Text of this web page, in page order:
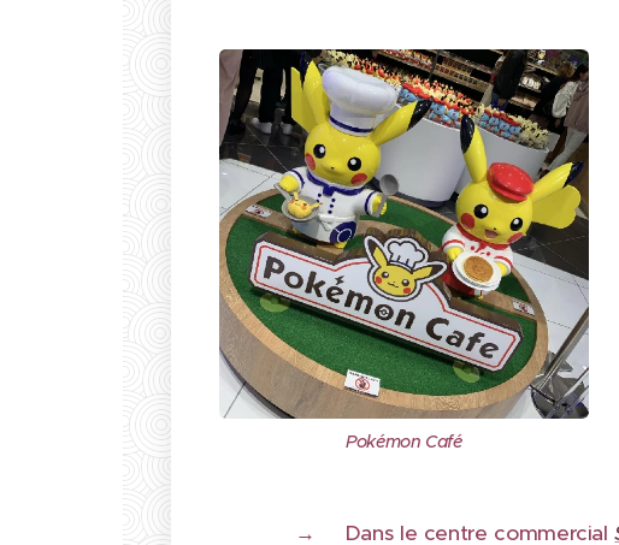
Pokémon Café
→ Dans le centre commercial